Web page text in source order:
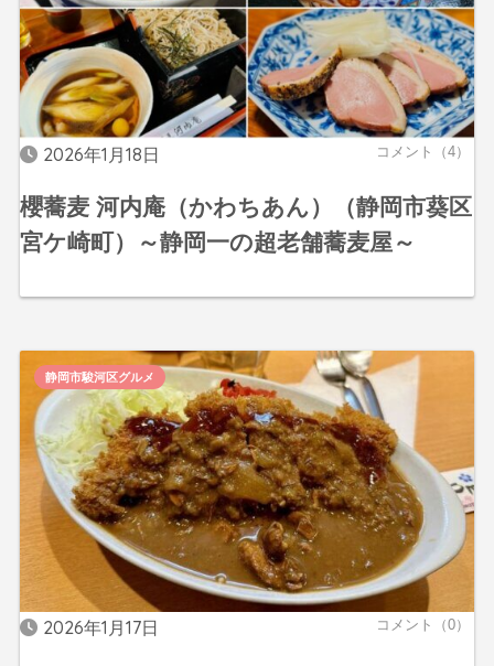
2026年1月18日 コメント（4）
櫻蕎麦 河内庵（かわちあん）（静岡市葵区
宮ケ崎町）～静岡一の超老舗蕎麦屋～
2026年1月17日 コメント（0）
静岡市駿河区グルメ